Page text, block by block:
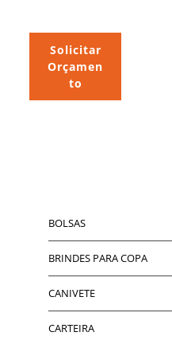
Solicitar
Orçamen
to
BOLSAS
BRINDES PARA COPA
CANIVETE
CARTEIRA